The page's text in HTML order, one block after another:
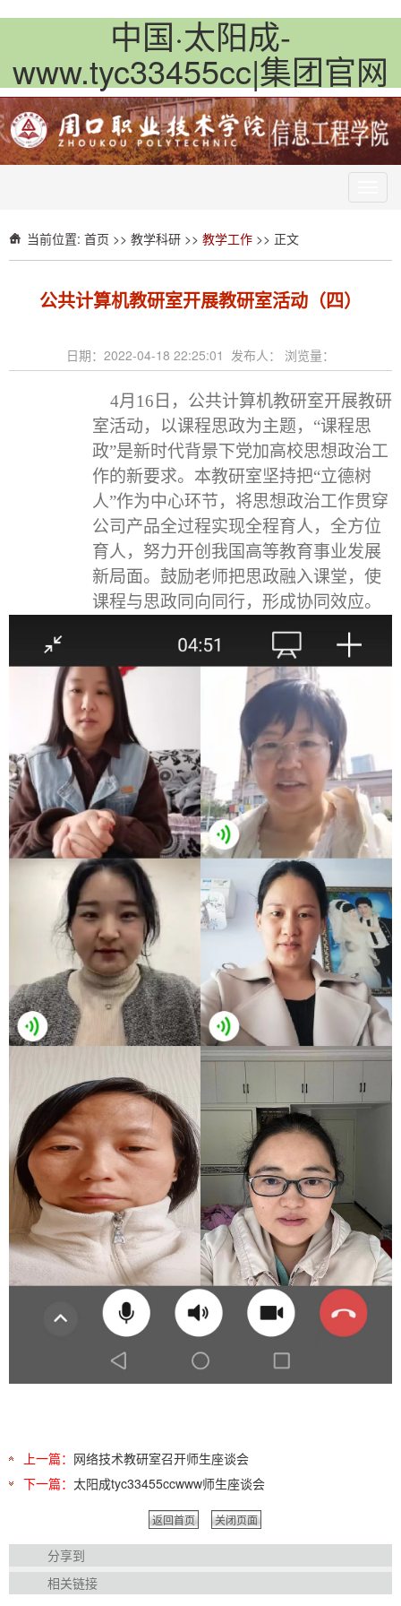
中国·太阳成-
www.tyc33455cc|集团官网
当前位置: 首页 >> 教学科研 >> 教学工作 >> 正文
公共计算机教研室开展教研室活动（四）
日期：2022-04-18 22:25:01 发布人： 浏览量：
4月 16 日，公共计算机教研室开展教研
室活动，以课程思政为主题， “课程思
政”是新时代背景下党加高校思想政治工
作的新要求。本教研室坚持把“立德树
人”作为中心环节，将思想政治工作贯穿
公司产品全过程实现全程育人，全方位
育人，努力开创我国高等教育事业发展
新局面。 鼓励老师把思政融入课堂，使
课程与思政同向同行，形成协同效应。
上一篇： 网络技术教研室召开师生座谈会
下一篇： 太阳成tyc33455ccwww师生座谈会
返回首页 关闭页面
分享到
相关链接